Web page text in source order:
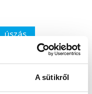
A sütikről
úszás